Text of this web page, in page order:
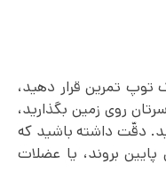
توپ تمرین قرار دهید،
روی زمین بگذارید،
دقّت داشته باشید که
بروند، یا عضلات